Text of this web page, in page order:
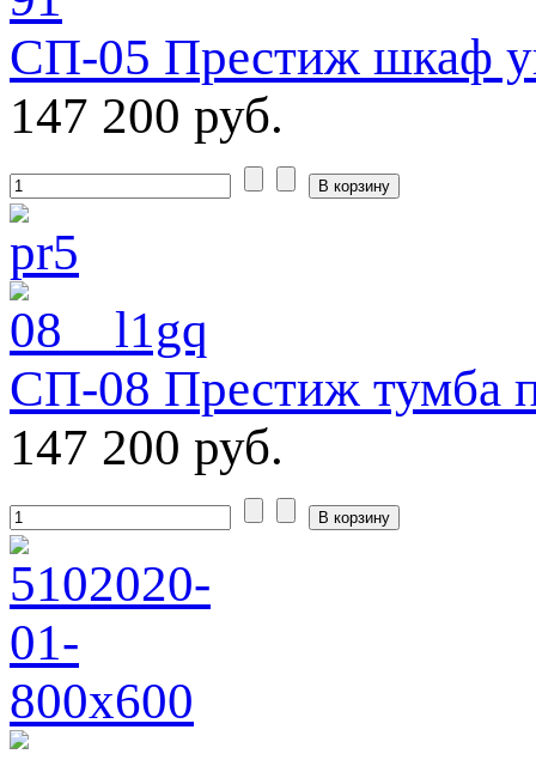
СП-05 Престиж шкаф
147 200 руб.
СП-08 Престиж тумба
147 200 руб.